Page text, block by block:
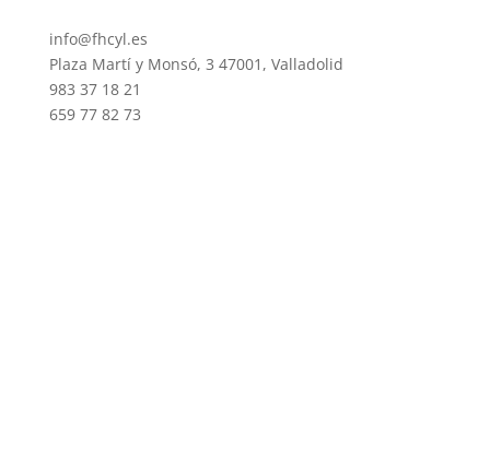
info@fhcyl.es
Plaza Martí y Monsó, 3 47001, Valladolid
983 37 18 21
659 77 82 73